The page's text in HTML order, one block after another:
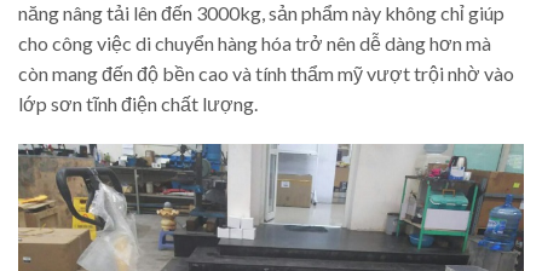
năng nâng tải lên đến 3000kg, sản phẩm này không chỉ giúp
cho công việc di chuyển hàng hóa trở nên dễ dàng hơn mà
còn mang đến độ bền cao và tính thẩm mỹ vượt trội nhờ vào
lớp sơn tĩnh điện chất lượng.